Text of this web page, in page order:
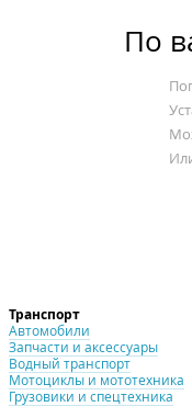
По
Транспорт
Автомобили
Запчасти и аксессуары
Водный транспорт
Мотоциклы и мототехника
Грузовики и спецтехника